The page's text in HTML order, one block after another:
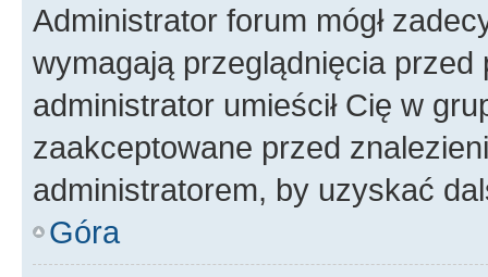
Administrator forum mógł
wymagają przeglądnięcia
administrator umieścił Cię w
zaakceptowane przed
administratorem, by uzyskać
Góra